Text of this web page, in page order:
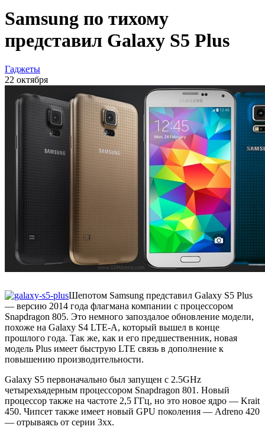
Samsung по тихому
представил Galaxy S5 Plus
Гаджеты
22 октября
Шепотом Samsung представил Galaxy S5 Plus
— версию 2014 года флагмана компании с процессором
Snapdragon 805. Это немного запоздалое обновление модели,
похоже на Galaxy S4 LTE-A, который вышел в конце
прошлого года. Так же, как и его предшественник, новая
модель Plus имеет быструю LTE связь в дополнение к
повышению производительности.
Galaxy S5 первоначально был запущен с 2.5GHz
четырехъядерным процессором Snapdragon 801. Новый
процессор также на частоте 2,5 ГГц, но это новое ядро — Krait
450. Чипсет также имеет новый GPU поколения — Adreno 420
— отрываясь от серии 3xx.